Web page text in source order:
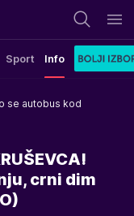
Sport Info
se autobus kod
crni dim